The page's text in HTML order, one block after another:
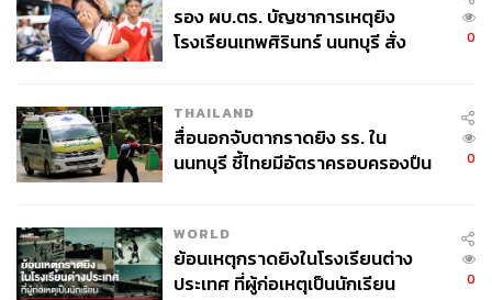
รอง ผบ.ตร. บัญชาการเหตุยิง
โรงเรียนเทพศิรินทร์ นนทบุรี สั่ง
0
THAILAND
สื่อนอกจับตากราดยิง รร. ใน
นนทบุรี ชี้ไทยมีอัตราครอบครองปืน
0
WORLD
ย้อนเหตุกราดยิงในโรงเรียนต่าง
ประเทศ ที่ผู้ก่อเหตุเป็นนักเรียน
0